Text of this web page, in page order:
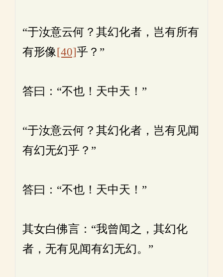
“于汝意云何？其幻化者，岂有所有
有形像[40]乎？”
答曰：“不也！天中天！”
“于汝意云何？其幻化者，岂有见闻
有幻无幻乎？”
答曰：“不也！天中天！”
其女白佛言：“我曾闻之，其幻化
者，无有见闻有幻无幻。”